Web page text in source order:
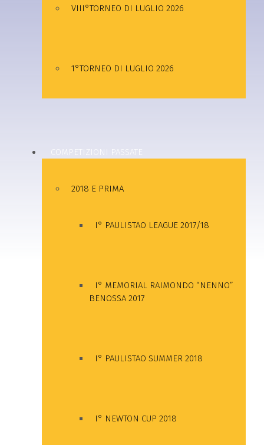
VIII°TORNEO DI LUGLIO 2026
1°TORNEO DI LUGLIO 2026
COMPETIZIONI PASSATE
2018 E PRIMA
I° PAULISTAO LEAGUE 2017/18
I° MEMORIAL RAIMONDO “NENNO”
BENOSSA 2017
I° PAULISTAO SUMMER 2018
I° NEWTON CUP 2018